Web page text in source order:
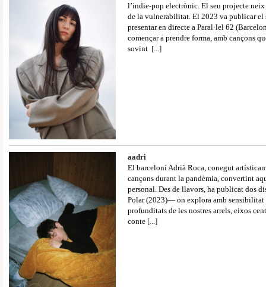
l’indie-pop electrònic. El seu projecte neix
de la vulnerabilitat. El 2023 va publicar el
presentar en directe a Paral·lel 62
començar a prendre forma, amb cançons
sovint [...]
aadri
El barceloní Adrià Roca, conegut
cançons durant la pandèmia, convertint
personal. Des de llavors, ha publicat dos
Polar (2023)— on explora amb sensibilitat
profunditats de les nostres arrels, eixos
conte [...]